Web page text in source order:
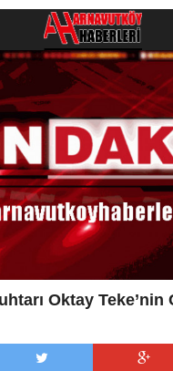
Oktay Teke’nin